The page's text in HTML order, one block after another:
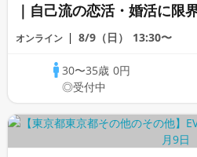
｜自己流の恋活・婚活に限
オンライン 8/9（日） 13:30〜
30〜35歳0円
◎受付中